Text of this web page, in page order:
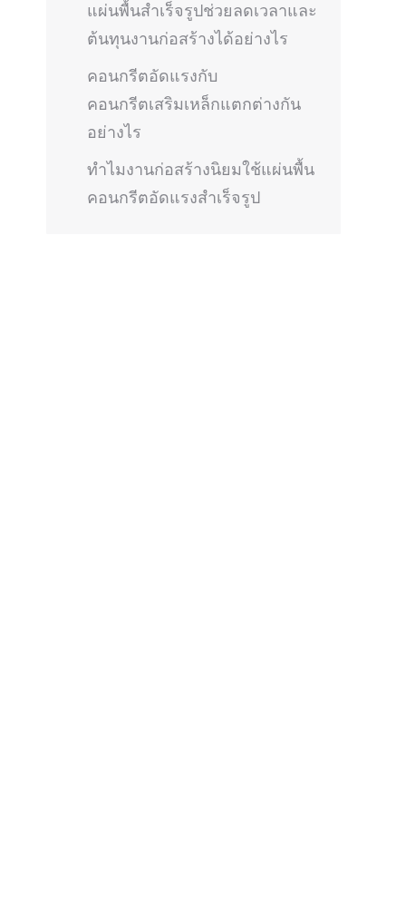
แผ่นพื้นสำเร็จรูปช่วยลดเวลาและ
ต้นทุนงานก่อสร้างได้อย่างไร
คอนกรีตอัดแรงกับ
คอนกรีตเสริมเหล็กแตกต่างกัน
อย่างไร
ทำไมงานก่อสร้างนิยมใช้แผ่นพื้น
คอนกรีตอัดแรงสำเร็จรูป